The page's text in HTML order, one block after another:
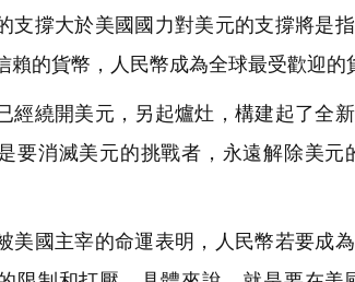
支撐大於美國國力對美元的支撐將是
賴的貨幣，人民幣成為全球最受歡迎
經繞開美元，另起爐灶，構建起了全
要消滅美元的挑戰者，永遠解除美
美國主宰的命運表明，人民幣若要成